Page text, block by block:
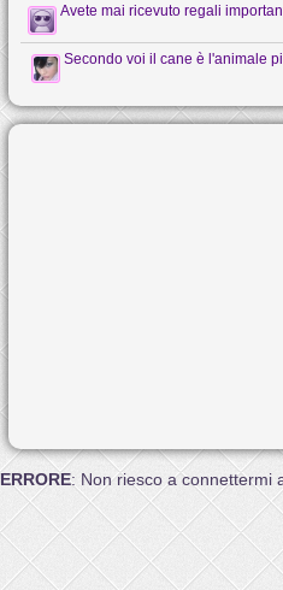
Avete mai ricevuto regali
Secondo voi il cane è l'animale
ERRORE: Non riesco a connettermi